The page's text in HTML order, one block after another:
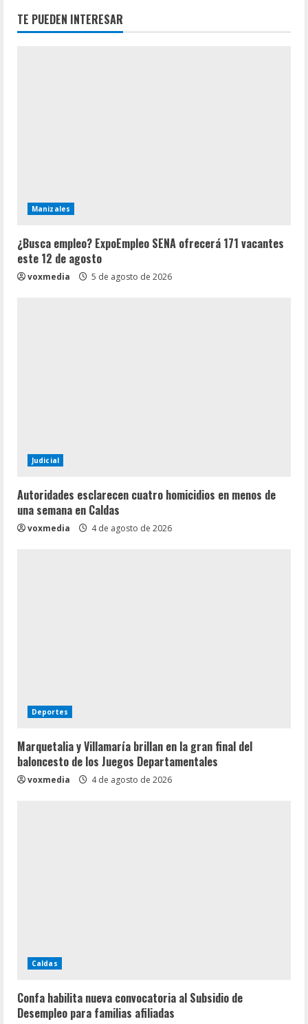
TE PUEDEN INTERESAR
Manizales
¿Busca empleo? ExpoEmpleo SENA ofrecerá 171 vacantes
este 12 de agosto
voxmedia 5 de agosto de 2026
Judicial
Autoridades esclarecen cuatro homicidios en menos de
una semana en Caldas
voxmedia 4 de agosto de 2026
Deportes
Marquetalia y Villamaría brillan en la gran final del
baloncesto de los Juegos Departamentales
voxmedia 4 de agosto de 2026
Caldas
Confa habilita nueva convocatoria al Subsidio de
Desempleo para familias afiliadas